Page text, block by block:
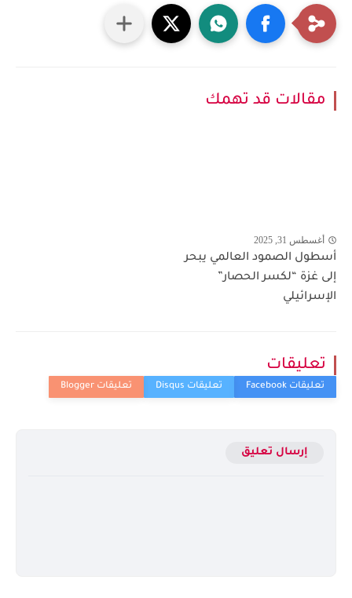
مقالات قد تهمك
أغسطس 31, 2025
أسطول الصمود العالمي يبحر
إلى غزة “لكسر الحصار”
الإسرائيلي
تعليقات
إرسال تعليق